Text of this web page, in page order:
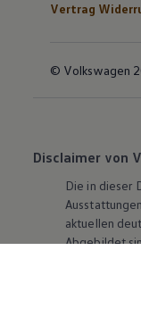
Vertrag
© Volkswagen
Disclaimer von
Die in dieser
aktuellen
Abgebildet